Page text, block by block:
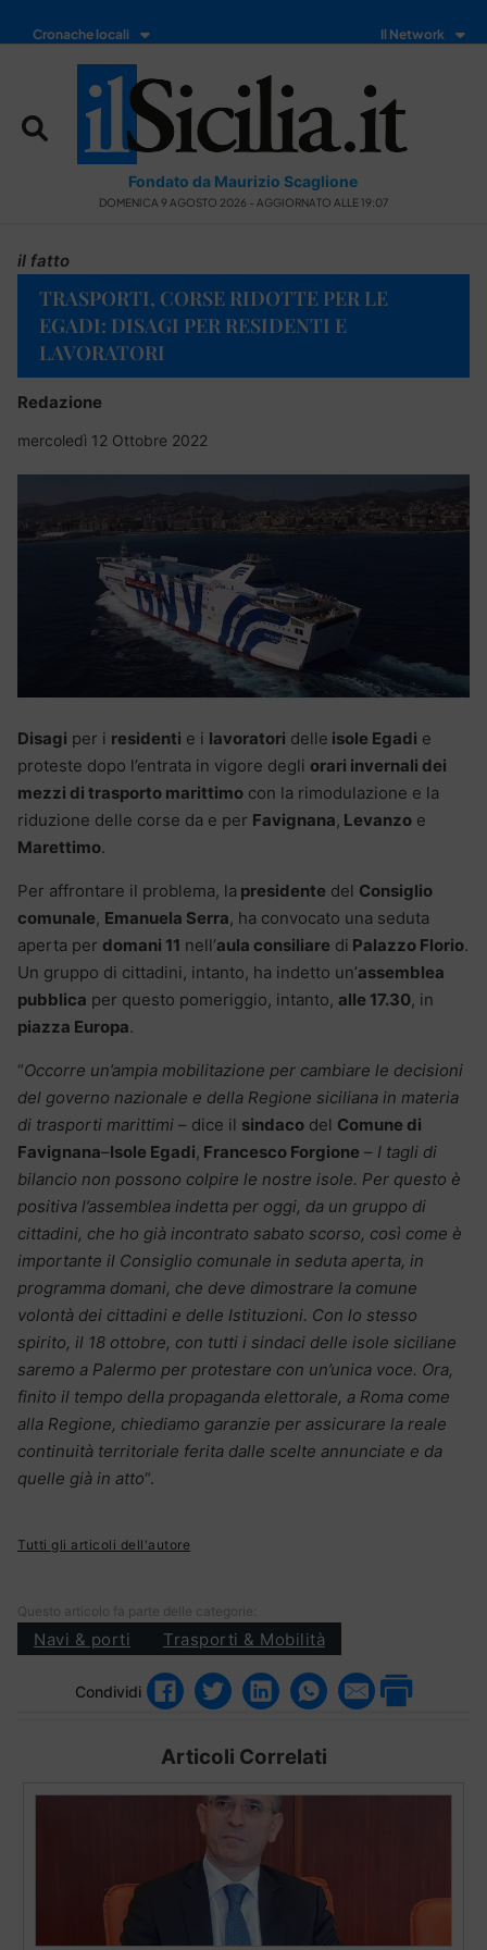
Cronache locali Il Network
Fondato da Maurizio Scaglione
DOMENICA 9 AGOSTO 2026 - AGGIORNATO ALLE 19:07
il fatto
TRASPORTI, CORSE RIDOTTE PER LE
EGADI: DISAGI PER RESIDENTI E
LAVORATORI
Redazione
mercoledì 12 Ottobre 2022
Disagi per i residenti e i lavoratori delle isole Egadi e
proteste dopo l’entrata in vigore degli orari invernali dei
mezzi di trasporto marittimo con la rimodulazione e la
riduzione delle corse da e per Favignana, Levanzo e
Marettimo.
Per affrontare il problema, la presidente del Consiglio
comunale, Emanuela Serra, ha convocato una seduta
aperta per domani 11 nell’aula consiliare di Palazzo Florio.
Un gruppo di cittadini, intanto, ha indetto un’assemblea
pubblica per questo pomeriggio, intanto, alle 17.30, in
piazza Europa.
“Occorre un’ampia mobilitazione per cambiare le decisioni
del governo nazionale e della Regione siciliana in materia
di trasporti marittimi – dice il sindaco del Comune di
Favignana–Isole Egadi, Francesco Forgione – I tagli di
bilancio non possono colpire le nostre isole. Per questo è
positiva l’assemblea indetta per oggi, da un gruppo di
cittadini, che ho già incontrato sabato scorso, così come è
importante il Consiglio comunale in seduta aperta, in
programma domani, che deve dimostrare la comune
volontà dei cittadini e delle Istituzioni. Con lo stesso
spirito, il 18 ottobre, con tutti i sindaci delle isole siciliane
saremo a Palermo per protestare con un’unica voce. Ora,
finito il tempo della propaganda elettorale, a Roma come
alla Regione, chiediamo garanzie per assicurare la reale
continuità territoriale ferita dalle scelte annunciate e da
quelle già in atto“.
Tutti gli articoli dell'autore
Questo articolo fa parte delle categorie:
Navi & porti Trasporti & Mobilità
Condividi
Articoli Correlati